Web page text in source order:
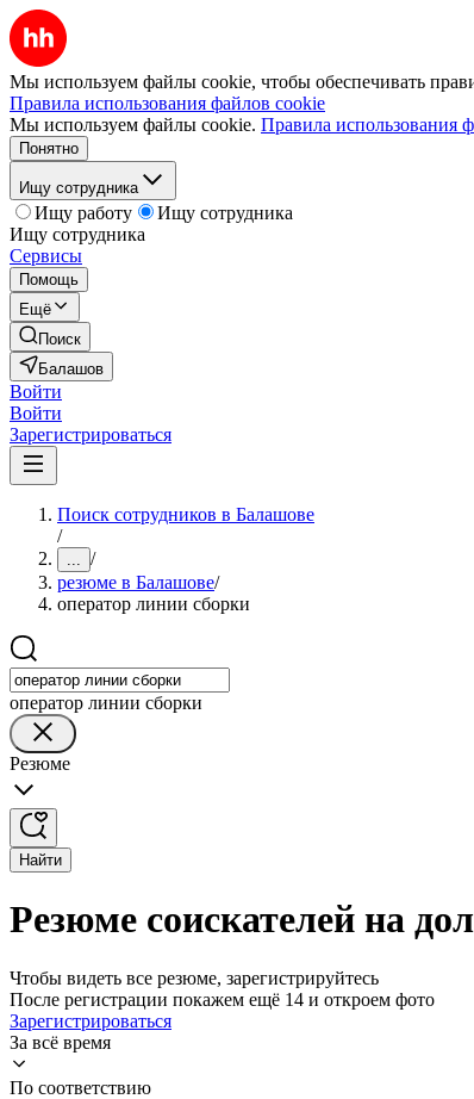
Мы используем файлы cookie, чтобы обеспечивать
Правила использования файлов cookie
Мы используем файлы cookie. Правила использования
Понятно
Ищу сотрудника
Ищу работу
Ищу сотрудника
Ищу сотрудника
Сервисы
Помощь
Ещё
Поиск
Балашов
Войти
Войти
Зарегистрироваться
Поиск сотрудников в Балашове
/
... /
резюме в Балашове/
оператор линии сборки
оператор линии сборки
Резюме
Найти
Резюме соискателей на
Чтобы видеть все резюме, зарегистрируйтесь
После регистрации покажем ещё 14 и откроем фото
Зарегистрироваться
За всё время
По соответствию